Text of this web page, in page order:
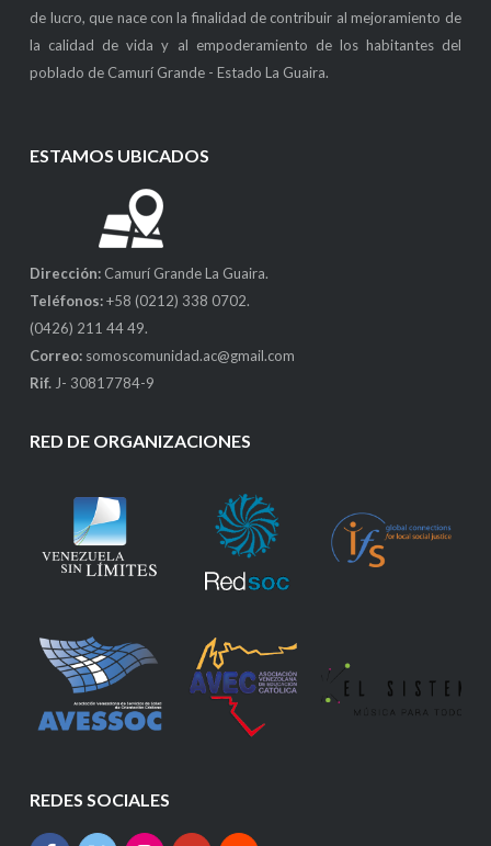
de lucro, que nace con la finalidad de contribuir al mejoramiento de
la calidad de vida y al empoderamiento de los habitantes del
poblado de Camurí Grande - Estado La Guaira.
ESTAMOS UBICADOS
Dirección: Camurí Grande La Guaira.
Teléfonos:+58 (0212) 338 0702.
(0426) 211 44 49.
Correo: somoscomunidad.ac@gmail.com
Rif. J- 30817784-9
RED DE ORGANIZACIONES
REDES SOCIALES